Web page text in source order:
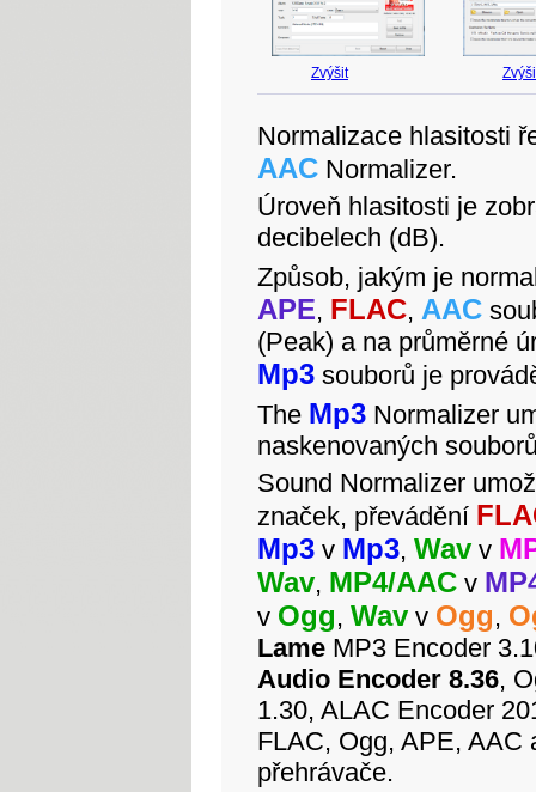
Zvýšit
Normalizace hlasitosti
AAC Normalizer.
Úroveň hlasitosti je
decibelech (dB).
Způsob, jakým je
APE, FLAC, AAC
(Peak) a na průměrné
Mp3 souborů je
The Mp3 Normalizer
naskenovaných
Sound Normalizer
značek, převádění
Mp3 v Mp3, Wav v
Wav, MP4/AAC v
v Ogg, Wav v Ogg,
Lame MP3 Encoder
Audio Encoder 8.36,
1.30, ALAC Encoder
FLAC, Ogg, APE, AAC
přehrávače.